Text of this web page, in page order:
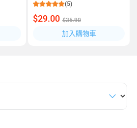
(5)
$29.00 $35.90
加入購物車